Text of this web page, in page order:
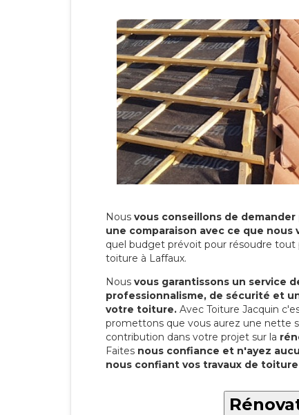
Nous vous conseillons de
une comparaison avec ce que nous
quel budget prévoit pour résoudre tout
toiture à Laffaux.
Nous vous garantissons un service
professionnalisme, de sécurité et
votre toiture. Avec Toiture Jacquin
promettons que vous aurez une nette
contribution dans votre projet sur la
Faites nous confiance et n'ayez
nous confiant vos travaux de toiture